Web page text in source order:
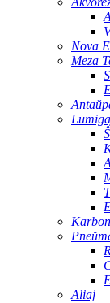
Nova
Meza
Aliaj